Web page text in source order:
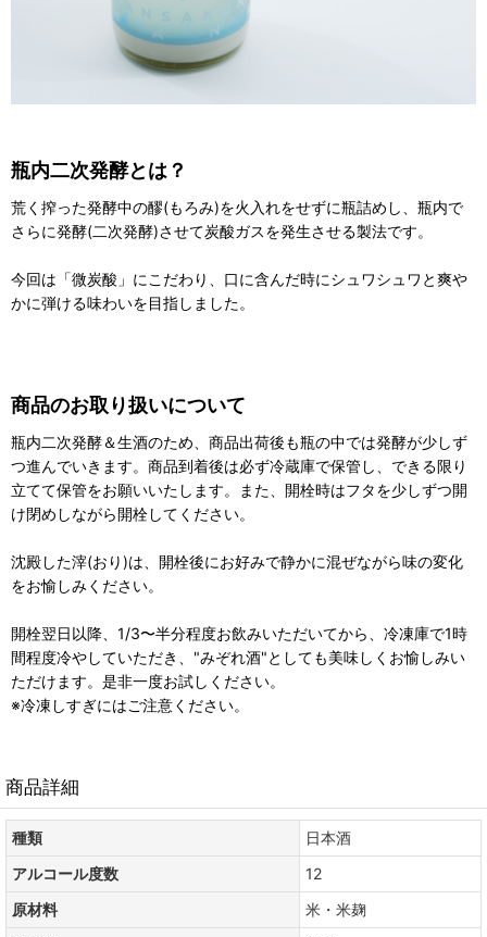
瓶内二次発酵とは？
荒く搾った発酵中の醪(もろみ)を火入れをせずに瓶詰めし、瓶内で
さらに発酵(二次発酵)させて炭酸ガスを発生させる製法です。
今回は「微炭酸」にこだわり、口に含んだ時にシュワシュワと爽や
かに弾ける味わいを目指しました。
商品のお取り扱いについて
瓶内二次発酵＆生酒のため、商品出荷後も瓶の中では発酵が少しず
つ進んでいきます。商品到着後は必ず冷蔵庫で保管し、できる限り
立てて保管をお願いいたします。また、開栓時はフタを少しずつ開
け閉めしながら開栓してください。
沈殿した滓(おり)は、開栓後にお好みで静かに混ぜながら味の変化
をお愉しみください。
開栓翌日以降、1/3〜半分程度お飲みいただいてから、冷凍庫で1時
間程度冷やしていただき、"みぞれ酒"としても美味しくお愉しみい
ただけます。是非一度お試しください。
※冷凍しすぎにはご注意ください。
商品詳細
種類
日本酒
アルコール度数
12
原材料
米・米麹